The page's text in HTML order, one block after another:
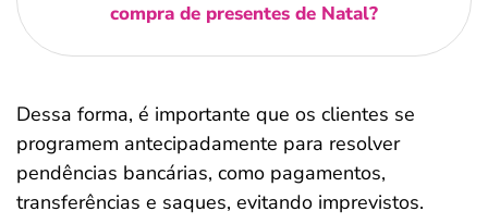
compra de presentes de Natal?
Dessa forma, é importante que os clientes se
programem antecipadamente para resolver
pendências bancárias, como pagamentos,
transferências e saques, evitando imprevistos.